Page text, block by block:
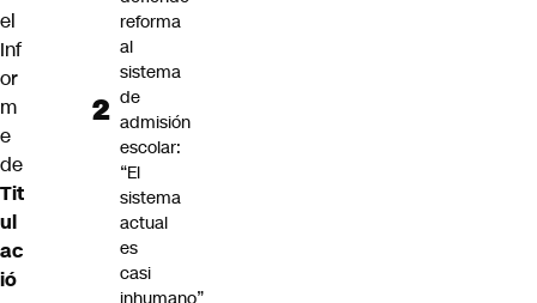
el
Inf
or
m
e
de
Tit
ul
ac
ió
reforma
al
sistema
de
admisión
escolar:
“El
sistema
actual
es
casi
inhumano”